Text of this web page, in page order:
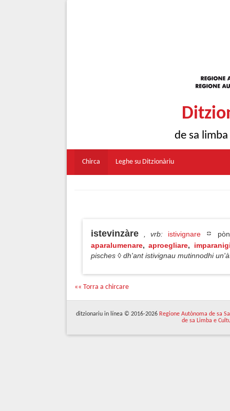
de sa
Chirca Leghe su Ditzionàriu
istevinzàre , vrb: istivignare
aparalumenare,aproegliare,
pisches ◊ dh'ant istivignau mutinnodhi
«« Torra a chircare
ditzionariu in línea © 2016-2026 Regione Autònoma de sa
de sa Limba e